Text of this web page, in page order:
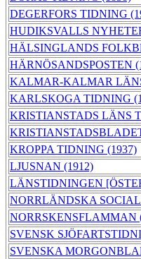
DEGERFORS TIDNING
HUDIKSVALLS
HÄLSINGLANDS
HÄRNÖSANDSPOSTEN
KALMAR-KALMAR
KARLSKOGA TIDNING
KRISTIANSTADS LÄNS
KROPPA TIDNING (1937)
LJUSNAN (1912)
LÄNSTIDNINGEN
NORRLÄNDSKA
NORRSKENSFLAMMAN
SVENSK
SVENSKA